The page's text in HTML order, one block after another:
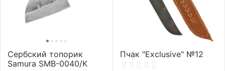
Сербский топорик
Samura SMB-0040/K
Пчак "Exclusive" №12